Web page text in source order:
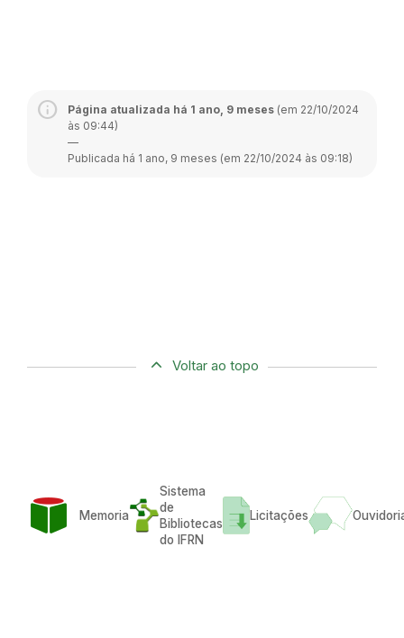
Página atualizada há 1 ano, 9 meses (em 22/10/2024
às 09:44)
—
Publicada há 1 ano, 9 meses (em 22/10/2024 às 09:18)
Voltar ao topo
Memoria
Sistema
de
Bibliotecas
do IFRN
Licitações